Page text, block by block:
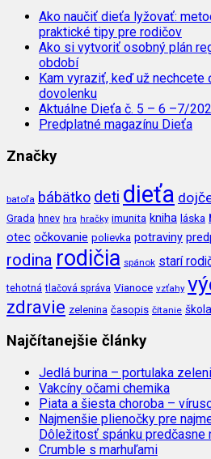
Ako naučiť dieťa lyžovať:
praktické tipy pre rodičov
Ako si vytvoriť osobný plán
období
Kam vyraziť, keď už nechcete
dovolenku
Aktuálne Dieťa č. 5 – 6 –7/
Predplatné magazínu Dieťa
Značky
batoľa bábätko deti dieťa
Grada hnev hra hračky imunita kniha láska
otec očkovanie polievka potraviny
rodina rodičia spánok starí
tehotná tlačová správa Vianoce vzťahy
zdravie zelenina časopis čítanie škola
Najčítanejšie články
Jedlá burina – portulaka
Vakcíny očami chemika
Piata a šiesta choroba –
Najmenšie plienočky pre
Dôležitosť spánku predčasne
Crumble s marhuľami